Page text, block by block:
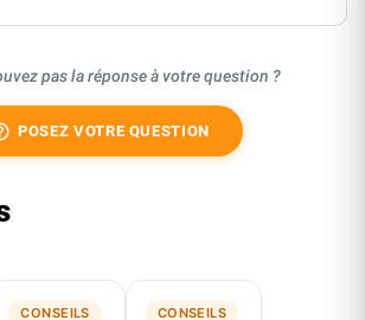
pas la réponse à votre question ?
POSEZ VOTRE QUESTION
CONSEILS CONSEILS